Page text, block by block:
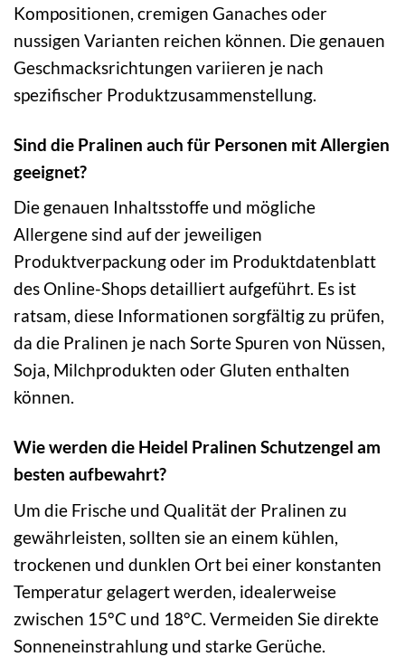
Kompositionen, cremigen Ganaches oder
nussigen Varianten reichen können. Die genauen
Geschmacksrichtungen variieren je nach
spezifischer Produktzusammenstellung.
Sind die Pralinen auch für Personen mit Allergien
geeignet?
Die genauen Inhaltsstoffe und mögliche
Allergene sind auf der jeweiligen
Produktverpackung oder im Produktdatenblatt
des Online-Shops detailliert aufgeführt. Es ist
ratsam, diese Informationen sorgfältig zu prüfen,
da die Pralinen je nach Sorte Spuren von Nüssen,
Soja, Milchprodukten oder Gluten enthalten
können.
Wie werden die Heidel Pralinen Schutzengel am
besten aufbewahrt?
Um die Frische und Qualität der Pralinen zu
gewährleisten, sollten sie an einem kühlen,
trockenen und dunklen Ort bei einer konstanten
Temperatur gelagert werden, idealerweise
zwischen 15°C und 18°C. Vermeiden Sie direkte
Sonneneinstrahlung und starke Gerüche.